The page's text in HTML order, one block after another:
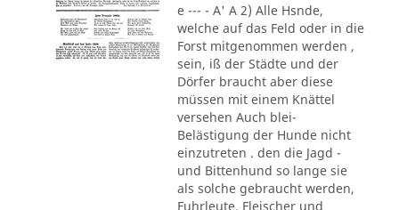
e --- - A' A 2) Alle Hsnde,
welche auf das Feld oder in die
Forst mitgenommen werden ,
sein, iß der Städte und der
Dörfer braucht aber diese
müssen mit einem Knättel
versehen Auch blei-
Belästigung der Hunde nicht
einzutreten . den die Jagd -
und Bittenhund so lange sie
als solche gebraucht werden,
Fuhrleute, Fleischer und